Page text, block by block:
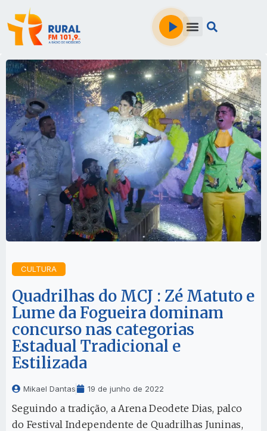
CULTURA
Quadrilhas do MCJ : Zé Matuto e
Lume da Fogueira dominam
concurso nas categorias
Estadual Tradicional e
Estilizada
Mikael Dantas 19 de junho de 2022
Seguindo a tradição, a Arena Deodete Dias, palco
do Festival Independente de Quadrilhas Juninas,